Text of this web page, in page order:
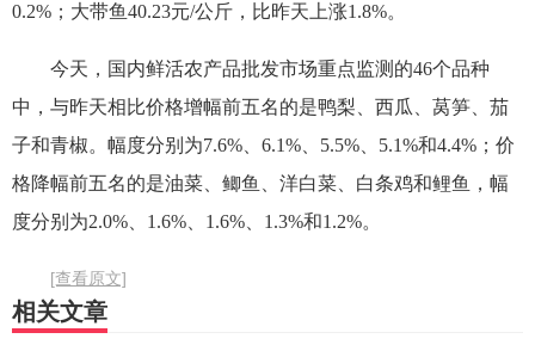
0.2%；大带鱼40.23元/公斤，比昨天上涨1.8%。
今天，国内鲜活农产品批发市场重点监测的46个品种
中，与昨天相比价格增幅前五名的是鸭梨、西瓜、莴笋、茄
子和青椒。幅度分别为7.6%、6.1%、5.5%、5.1%和4.4%；价
格降幅前五名的是油菜、鲫鱼、洋白菜、白条鸡和鲤鱼，幅
度分别为2.0%、1.6%、1.6%、1.3%和1.2%。
[查看原文]
相关文章